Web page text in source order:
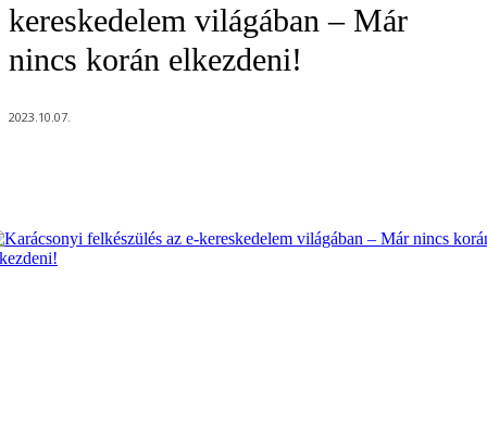
kereskedelem világában – Már
nincs korán elkezdeni!
2023.10.07.